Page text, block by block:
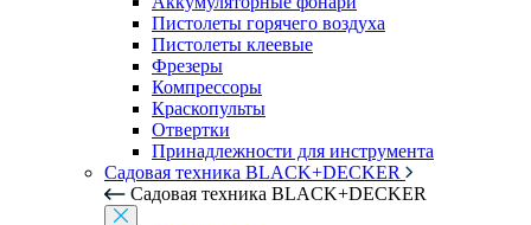
Пистолеты горячего воздуха
Пистолеты клеевые
Фрезеры
Компрессоры
Краскопульты
Отвертки
Принадлежности для инструмента
Садовая техника BLACK+DECKER
Садовая техника BLACK+DECKER